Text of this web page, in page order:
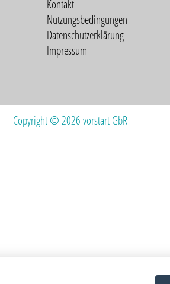
Kontakt
Nutzungsbedingungen
Datenschutzerklärung
Impressum
Copyright © 2026 vorstart GbR